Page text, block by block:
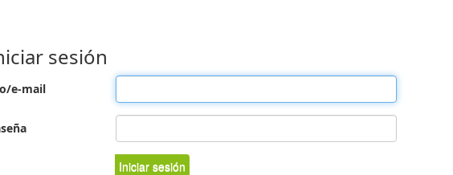
sesión
e-mail
Iniciar sesión